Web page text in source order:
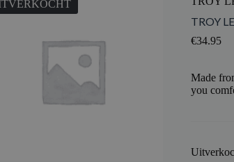
TROY
€34.95
Made
you